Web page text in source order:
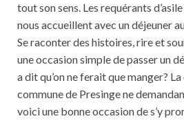
tout son sens. Les requérants
nous accueillent avec un déjeuner
Se raconter des histoires, rire et
une occasion simple de passer un
a dit qu’on ne ferait que manger?
commune de Presinge ne
voici une bonne occasion de s’y